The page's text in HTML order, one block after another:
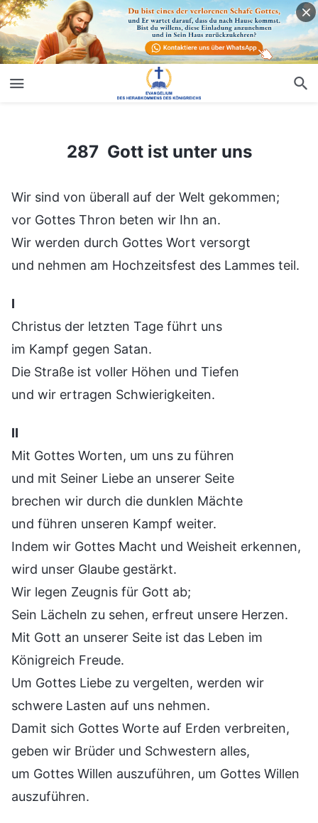
287 Gott ist unter uns
Wir sind von überall auf der Welt gekommen;
vor Gottes Thron beten wir Ihn an.
Wir werden durch Gottes Wort versorgt
und nehmen am Hochzeitsfest des Lammes teil.
Ⅰ
Christus der letzten Tage führt uns
im Kampf gegen Satan.
Die Straße ist voller Höhen und Tiefen
und wir ertragen Schwierigkeiten.
Ⅱ
Mit Gottes Worten, um uns zu führen
und mit Seiner Liebe an unserer Seite
brechen wir durch die dunklen Mächte
und führen unseren Kampf weiter.
Indem wir Gottes Macht und Weisheit erkennen,
wird unser Glaube gestärkt.
Wir legen Zeugnis für Gott ab;
Sein Lächeln zu sehen, erfreut unsere Herzen.
Mit Gott an unserer Seite ist das Leben im
Königreich Freude.
Um Gottes Liebe zu vergelten, werden wir
schwere Lasten auf uns nehmen.
Damit sich Gottes Worte auf Erden verbreiten,
geben wir Brüder und Schwestern alles,
um Gottes Willen auszuführen, um Gottes Willen
auszuführen.